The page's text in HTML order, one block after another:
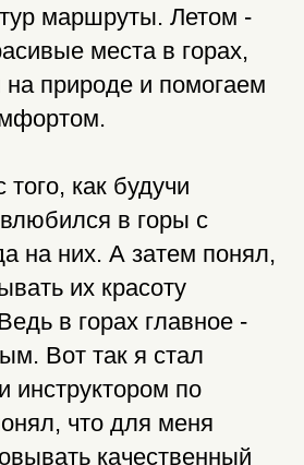
маршруты. Летом -
места в горах,
на природе и помогаем
как будучи
в горы с
на них. А затем понял,
их красоту
в горах главное -
Вот так я стал
инструктором по
что для меня
качественный